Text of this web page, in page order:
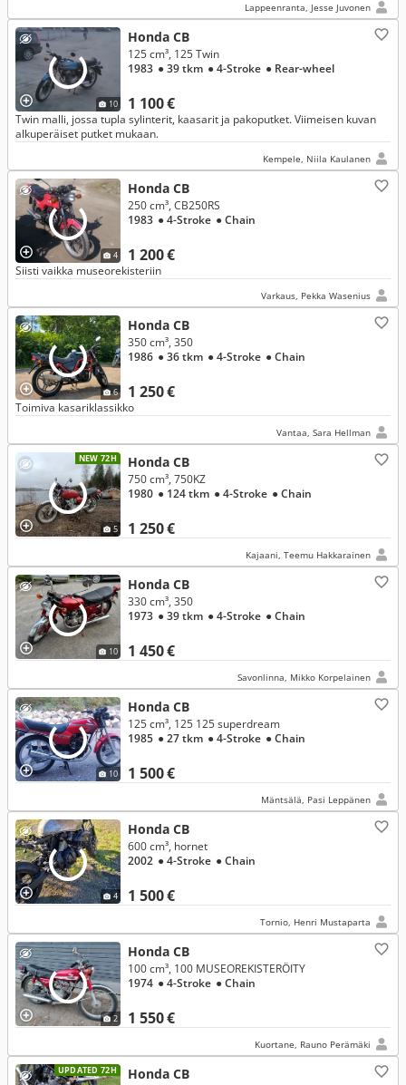
Lappeenranta, Jesse Juvonen
10
Honda CB
1 100 €
125 cm³, 125 Twin
1983 ● 39 tkm ● 4-Stroke ● Rear-wheel
Twin malli, jossa tupla sylinterit, kaasarit ja pakoputket. Viimeisen kuvan
alkuperäiset putket mukaan.
Kempele, Niila Kaulanen
4
Honda CB
1 200 €
250 cm³, CB250RS
1983 ● 4-Stroke ● Chain
Siisti vaikka museorekisteriin
Varkaus, Pekka Wasenius
6
Honda CB
1 250 €
350 cm³, 350
1986 ● 36 tkm ● 4-Stroke ● Chain
Toimiva kasariklassikko
Vantaa, Sara Hellman
NEW 72H
5
Honda CB
1 250 €
750 cm³, 750KZ
1980 ● 124 tkm ● 4-Stroke ● Chain
Kajaani, Teemu Hakkarainen
10
Honda CB
1 450 €
330 cm³, 350
1973 ● 39 tkm ● 4-Stroke ● Chain
Savonlinna, Mikko Korpelainen
10
Honda CB
1 500 €
125 cm³, 125 125 superdream
1985 ● 27 tkm ● 4-Stroke ● Chain
Mäntsälä, Pasi Leppänen
4
Honda CB
1 500 €
600 cm³, hornet
2002 ● 4-Stroke ● Chain
Tornio, Henri Mustaparta
2
Honda CB
1 550 €
100 cm³, 100 MUSEOREKISTERÖITY
1974 ● 4-Stroke ● Chain
Kuortane, Rauno Perämäki
UPDATED 72H Honda CB